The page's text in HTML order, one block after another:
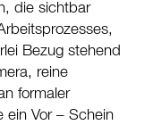
die sichtbar
Bezug stehend
reine
formaler
Vor – Schein